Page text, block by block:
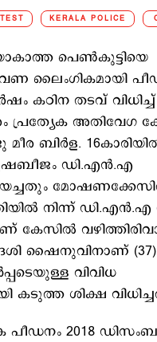
KERALA POLICE
പെണ്‍കുട്ടിയെ
ലൈംഗികമായി
കഠിന തടവ് വിധിച്ച്
പ്രത്യേക അതിവേഗ
ബിർള.
ഡി.എൻ.എ
നിന്ന് ഡി.എൻ.എ
കേസില്‍
ഷൈനുവിനാണ് (37)
വിവിധ
കടുത്ത ശിക്ഷ
പീഡനം 2018